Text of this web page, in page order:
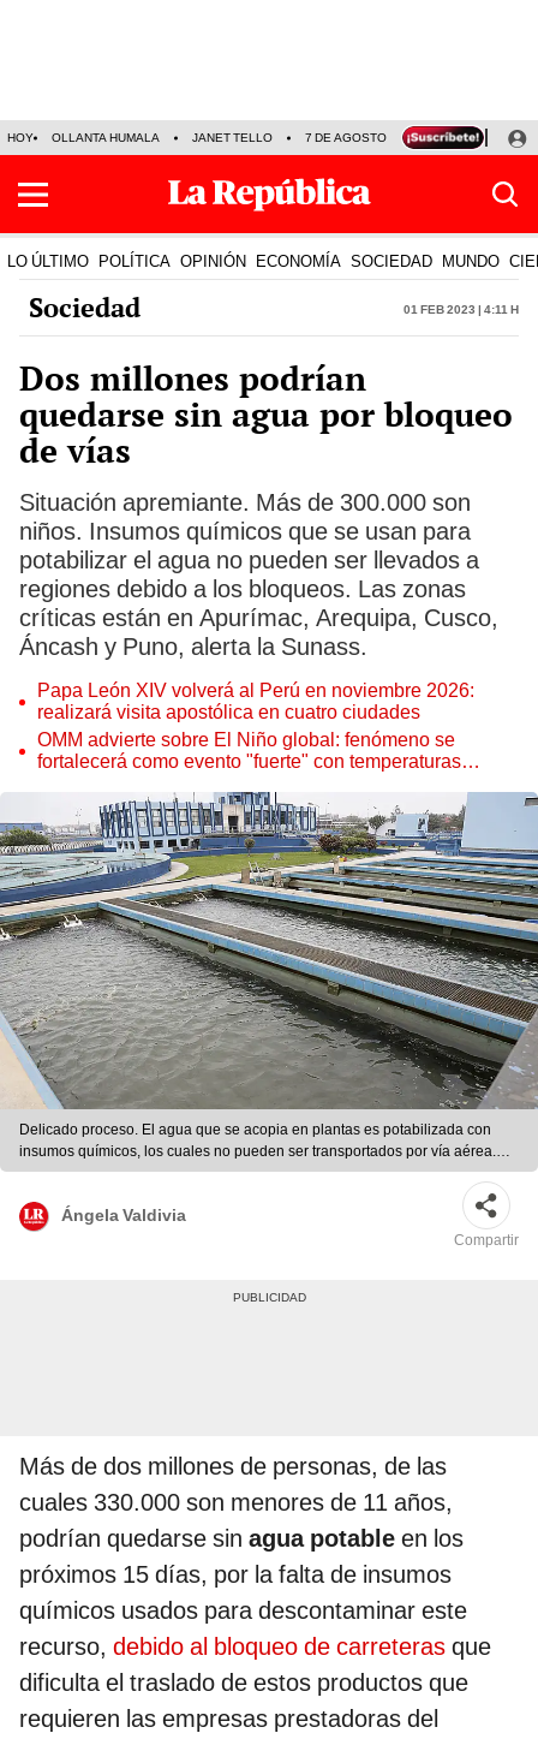
HOY OLLANTA HUMALA JANET TELLO 7 DE AGOSTO TINKA RESULTADOS
LO ÚLTIMO POLÍTICA OPINIÓN ECONOMÍA SOCIEDAD MUNDO
Sociedad 01 Feb 2023 | 4:11 h
Dos millones podrían
quedarse sin agua por bloqueo
de vías
Situación apremiante. Más de 300.000 son
niños. Insumos químicos que se usan para
potabilizar el agua no pueden ser llevados a
regiones debido a los bloqueos. Las zonas
críticas están en Apurímac, Arequipa, Cusco,
Áncash y Puno, alerta la Sunass.
Papa León XIV volverá al Perú en noviembre 2026:
realizará visita apostólica en cuatro ciudades
OMM advierte sobre El Niño global: fenómeno se
fortalecerá como evento "fuerte" con temperaturas
Delicado proceso. El agua que se acopia en plantas es potabilizada con
insumos químicos, los cuales no pueden ser transportados por vía aérea.
Foto: difusión
Ángela Valdivia
Compartir
Más de dos millones de personas, de las
cuales 330.000 son menores de 11 años,
podrían quedarse sin agua potable en los
próximos 15 días, por la falta de insumos
químicos usados para descontaminar este
recurso, debido al bloqueo de carreteras que
dificulta el traslado de estos productos que
requieren las empresas prestadoras del